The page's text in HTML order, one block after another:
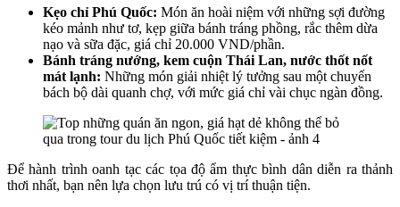
Kẹo chỉ Phú Quốc: Món ăn hoài niệm với những sợi đường
kéo mảnh như tơ, kẹp giữa bánh tráng phồng, rắc thêm dừa
nạo và sữa đặc, giá chỉ 20.000 VND/phần.
Bánh tráng nướng, kem cuộn Thái Lan, nước thốt nốt
mát lạnh: Những món giải nhiệt lý tưởng sau một chuyến
bách bộ dài quanh chợ, với mức giá chỉ vài chục ngàn đồng.
Để hành trình oanh tạc các tọa độ ẩm thực bình dân diễn ra thảnh
thơi nhất, bạn nên lựa chọn lưu trú có vị trí thuận tiện.